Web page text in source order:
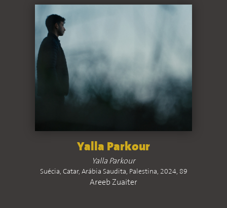
Yalla Parkour
Yalla Parkour
Suécia, Catar, Arábia Saudita, Palestina, 2024, 89
Areeb Zuaiter